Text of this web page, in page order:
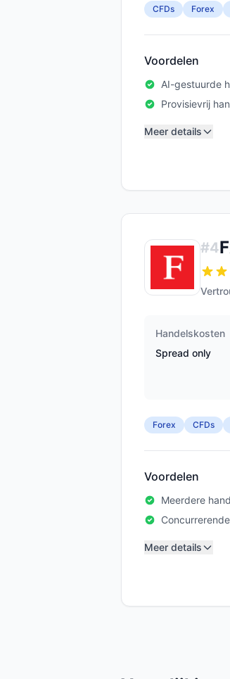
CFDs Forex
Voordelen
AI-gestuurde
Provisievrij
Meer details
#4
Handelskosten
Spread only
Forex CFDs
Voordelen
Meerdere
Meer details